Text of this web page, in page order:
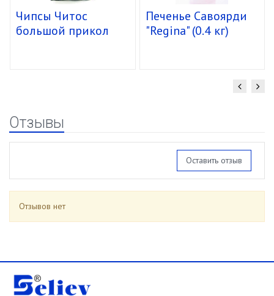
Чипсы Читос
большой прикол
Печенье Савоярди
"Regina" (0.4 кг)
Отзывы
Оставить отзыв
Отзывов нет